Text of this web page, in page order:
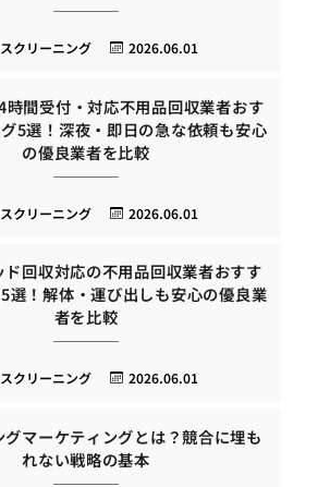
2026.06.01
クリーニング
時間受付・対応不用品回収業者おす
5選！深夜・即日の急な依頼も安心
の優良業者を比較
2026.06.01
クリーニング
回収対応の不用品回収業者おすす
選！解体・運び出しも安心の優良業
者を比較
2026.06.01
クリーニング
グマーケティングとは？競合に埋も
れない戦略の基本